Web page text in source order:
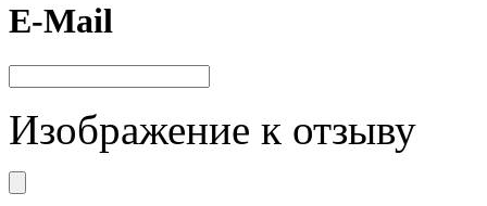
E-Mail
Изображение к отзыву